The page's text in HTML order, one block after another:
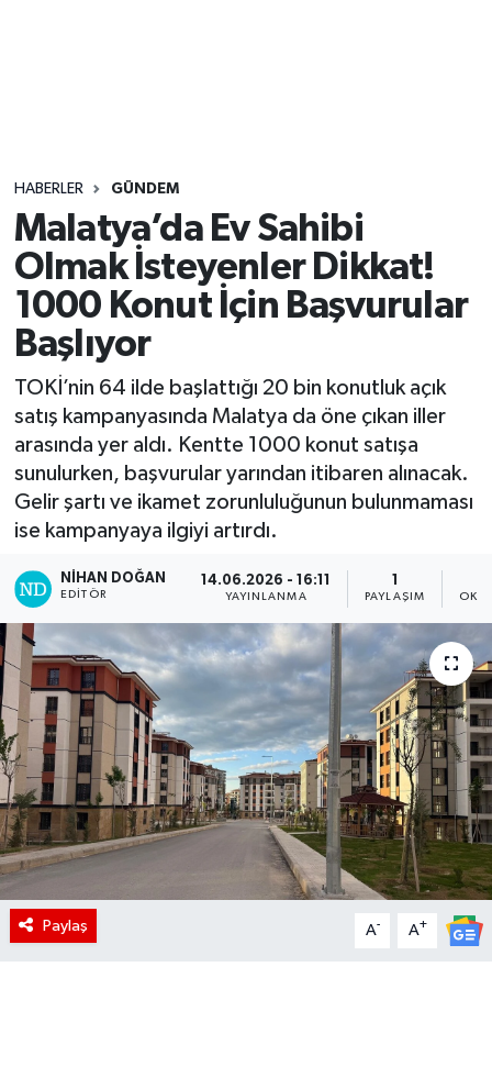
HABERLER GÜNDEM
Malatya’da Ev Sahibi
Olmak İsteyenler Dikkat!
1000 Konut İçin Başvurular
Başlıyor
TOKİ’nin 64 ilde başlattığı 20 bin konutluk açık
satış kampanyasında Malatya da öne çıkan iller
arasında yer aldı. Kentte 1000 konut satışa
sunulurken, başvurular yarından itibaren alınacak.
Gelir şartı ve ikamet zorunluluğunun bulunmaması
ise kampanyaya ilgiyi artırdı.
NIHAN DOĞAN
EDITÖR
14.06.2026 - 16:11
YAYINLANMA
1
PAYLAŞIM
Paylaş A- A+
Yaşam